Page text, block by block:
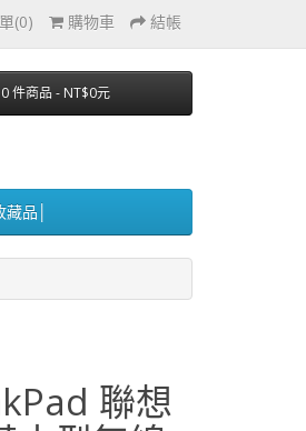
(0) 購物車 結帳
0 件商品 - NT$0元
藏品│
聯想